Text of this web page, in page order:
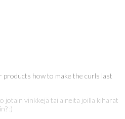
products how to make the curls last
jotain vinkkejä tai aineita joilla kiharat
:)